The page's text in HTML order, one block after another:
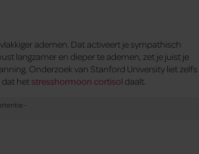
ademen. Dat activeert je sympathisch
langzamer en dieper te ademen, zet je juist je
Onderzoek van Stanford University liet zelfs
dat hetstresshormoon cortisol daalt.